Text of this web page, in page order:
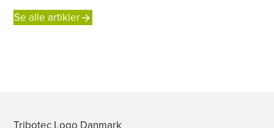
Se alle artikler